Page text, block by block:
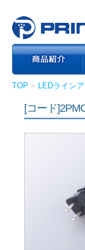
TOP > LEDライン
[コード